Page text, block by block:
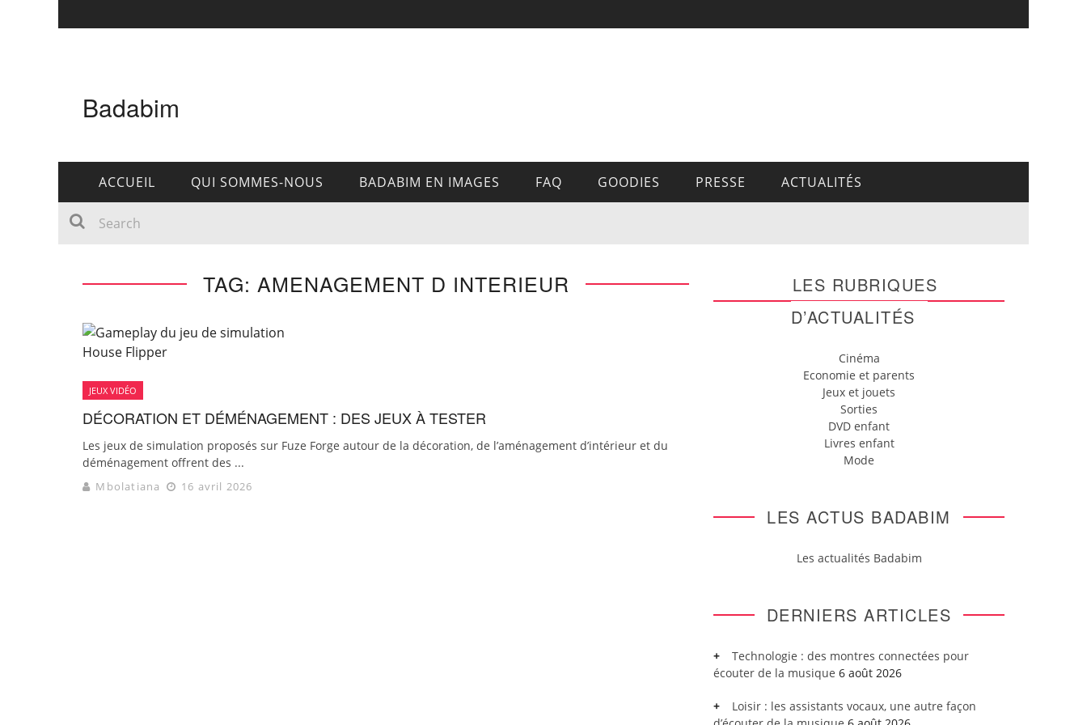
Badabim
ACCUEIL QUI SOMMES-NOUS BADABIM EN IMAGES FAQ GOODIES PRESSE ACTUALITÉS
TAG: AMENAGEMENT D INTERIEUR
JEUX VIDÉO
DÉCORATION ET DÉMÉNAGEMENT : DES JEUX À TESTER
Les jeux de simulation proposés sur Fuze Forge autour de la décoration, de l’aménagement d’intérieur et du
déménagement offrent des ...
Mbolatiana 16 avril 2026
LES RUBRIQUES
D’ACTUALITÉS
Cinéma
Economie et parents
Jeux et jouets
Sorties
DVD enfant
Livres enfant
Mode
LES ACTUS BADABIM
Les actualités Badabim
DERNIERS ARTICLES
Technologie : des montres connectées pour
écouter de la musique 6 août 2026
Loisir : les assistants vocaux, une autre façon